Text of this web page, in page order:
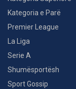
Kategoria e Parë
Premier League
La Liga
Serie A
Shumësportësh
Sport Gossip